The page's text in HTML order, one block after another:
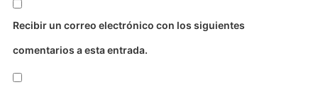
Recibir un correo electrónico con los siguientes
comentarios a esta entrada.